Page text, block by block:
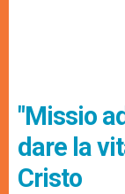
"Missio
dare la
Cristo